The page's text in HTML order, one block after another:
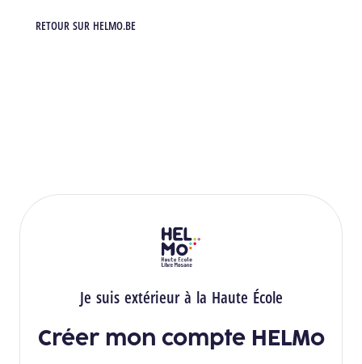
RETOUR SUR HELMO.BE
HELMo
Je suis extérieur à la Haute École
Créer mon compte HELMo